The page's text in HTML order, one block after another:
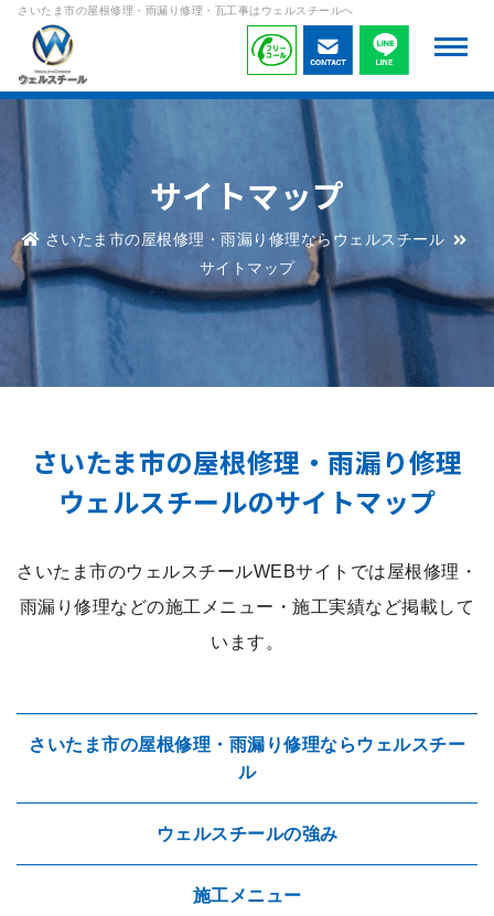
さいたま市の屋根修理・雨漏り修理・瓦工事はウェルスチールへ
サイトマップ
さいたま市の屋根修理・雨漏り修理ならウェルスチール
サイトマップ
さいたま市の屋根修理・雨漏り修理
ウェルスチールのサイトマップ
さいたま市のウェルスチールWEBサイトでは屋根修理・
雨漏り修理などの施工メニュー・施工実績など掲載して
います。
さいたま市の屋根修理・雨漏り修理ならウェルスチー
ル
ウェルスチールの強み
施工メニュー